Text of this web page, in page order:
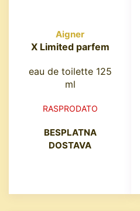
Aigner
X Limited parfem
eau de toilette 125
ml
RASPRODATO
BESPLATNA
DOSTAVA